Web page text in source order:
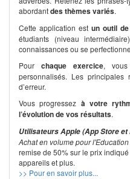
abordantdes thèmes variés.
Cette application estun outil
étudiants (niveau
connaissances ou se
Pour chaque exercice, vous
personnalisés. Les
d’erreur.
Vous progressez à votre
l’évolution de vos résultats.
Utilisateurs Apple (App Store et
Achat en volume pour l'Education
remise de 50% sur le prix
appareils et plus.
>> Pour en savoir plus...